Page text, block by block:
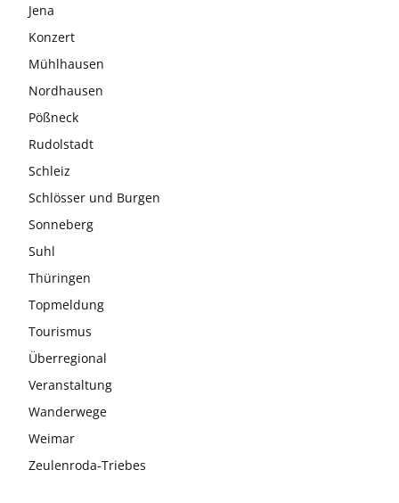
Jena
Konzert
Mühlhausen
Nordhausen
Pößneck
Rudolstadt
Schleiz
Schlösser und Burgen
Sonneberg
Suhl
Thüringen
Topmeldung
Tourismus
Überregional
Veranstaltung
Wanderwege
Weimar
Zeulenroda-Triebes